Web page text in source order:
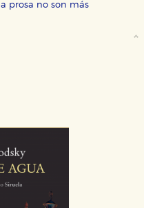
prosa no son más
RECHAZAR TODO